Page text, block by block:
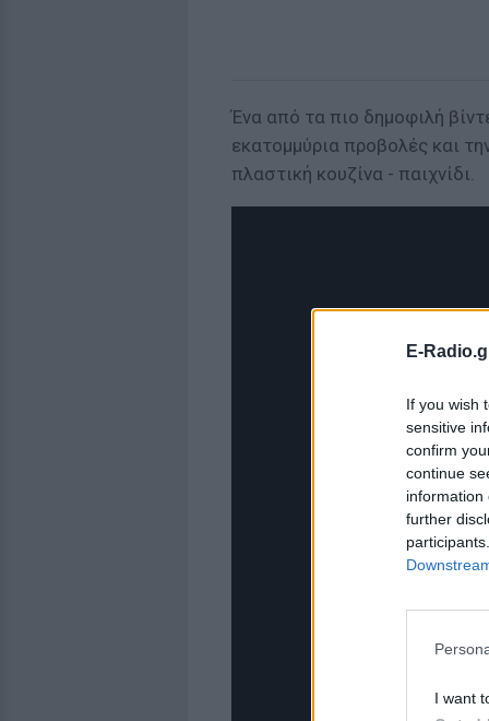
E-
If you wish
sensitive
confirm
continue
information
further
I want
Ένα από τα πιο δημοφιλή
εκατομμύρια προβολές και
πλαστική κουζίνα - παιχνίδι.